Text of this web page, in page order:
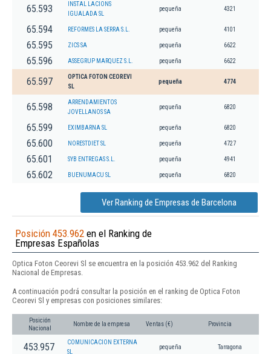
65.593
INSTAL LACIONS
IGUALADA SL
pequeña 4321
65.594 REFORMES LA SERRA S.L. pequeña 4101
65.595 ZICS SA pequeña 6622
65.596 ASSEGRUP MARQUEZ S.L. pequeña 6622
65.597
OPTICA FOTON CEOREVI
SL
pequeña 4774
65.598
ARRENDAMIENTOS
JOVELLANOS SA
pequeña 6820
65.599 EXIMBARNA SL pequeña 6820
65.600 NORESTDIET SL pequeña 4727
65.601 SYB ENTREGAS S.L. pequeña 4941
65.602 BUENUMACU SL pequeña 6820
Ver Ranking de Empresas de Barcelona
Posición 453.962 en el Ranking de
Empresas Españolas
Optica Foton Ceorevi Sl se encuentra en la posición 453.962 del Ranking
Nacional de Empresas.
A continuación podrá consultar la posición en el ranking de Optica Foton
Ceorevi Sl y empresas con posiciones similares:
Posición
Nacional
Nombre de la empresa Ventas (€) Provincia
453.957
COMUNICACION EXTERNA
SL
pequeña Tarragona